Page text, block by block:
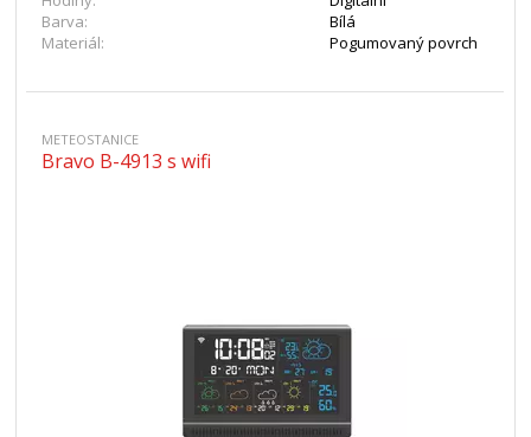
Barva:
Bílá
Materiál:
Pogumovaný povrch
METEOSTANICE
Bravo B-4913 s wifi